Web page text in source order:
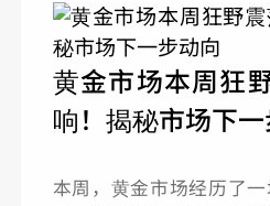
黄金市场本周狂
响！揭秘市场下
本周，黄金市场经历了